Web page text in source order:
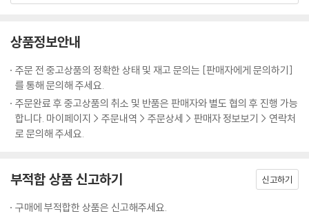
앞에서 정리한 문법사항을 점검하고
하는 단계입니다. 다양한 문제 유형을 제시하여 흥미를 가지고 접근할 수
있도록 구성하였습니다.
해답 2문항 중 1문항을 선택하는 문제 유형으로 앞에서 정리한 문법 사항
상품정보안내
주문 전 중고상품의 정확한 상태 및 재고 문의는 [판매자에게 문의하기]
를 통해 문의해 주세요.
주문완료 후 중고상품의 취소 및 반품은 판매자와 별도 협의 후 진행 가능
합니다. 마이페이지 > 주문내역 > 주문상세 > 판매자 정보보기 > 연락처
로 문의해 주세요.
부적합 상품 신고하기 신고하기
구매에 부적합한 상품은 신고해주세요.